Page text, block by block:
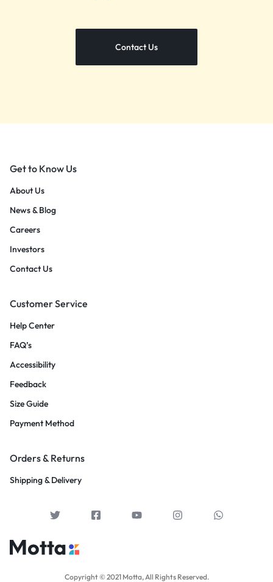
Contact Us
Get to Know Us
About Us
News & Blog
Careers
Investors
Contact Us
Customer Service
Help Center
FAQ’s
Accessibility
Feedback
Size Guide
Payment Method
Orders & Returns
Shipping & Delivery
Copyright © 2021 Motta, All Rights Reserved.